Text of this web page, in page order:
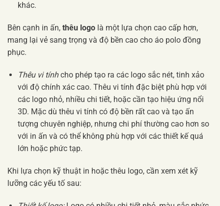
khác.
Bên cạnh in ấn, thêu logo là một lựa chọn cao cấp hơn,
mang lại vẻ sang trọng và độ bền cao cho áo polo đồng
phục.
Thêu vi tínhcho phép tạo ra các logo sắc nét, tinh xảo
với độ chính xác cao. Thêu vi tính đặc biệt phù hợp với
các logo nhỏ, nhiều chi tiết, hoặc cần tạo hiệu ứng nổi
3D. Mặc dù thêu vi tính có độ bền rất cao và tạo ấn
tượng chuyên nghiệp, nhưng chi phí thường cao hơn so
với in ấn và có thể không phù hợp với các thiết kế quá
lớn hoặc phức tạp.
Khi lựa chọn kỹ thuật in hoặc thêu logo, cần xem xét kỹ
lưỡng các yếu tố sau: